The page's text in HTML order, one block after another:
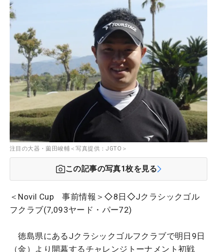
注目の大器・薗田峻輔＜写真提供：JGTO＞
この記事の写真1枚を見る
＜Novil Cup 事前情報＞◇8日◇Jクラシックゴル
フクラブ(7,093ヤード・パー72)
徳島県にあるJクラシックゴルフクラブで明日9日
（金）より開幕するチャレンジトーナメント初戦